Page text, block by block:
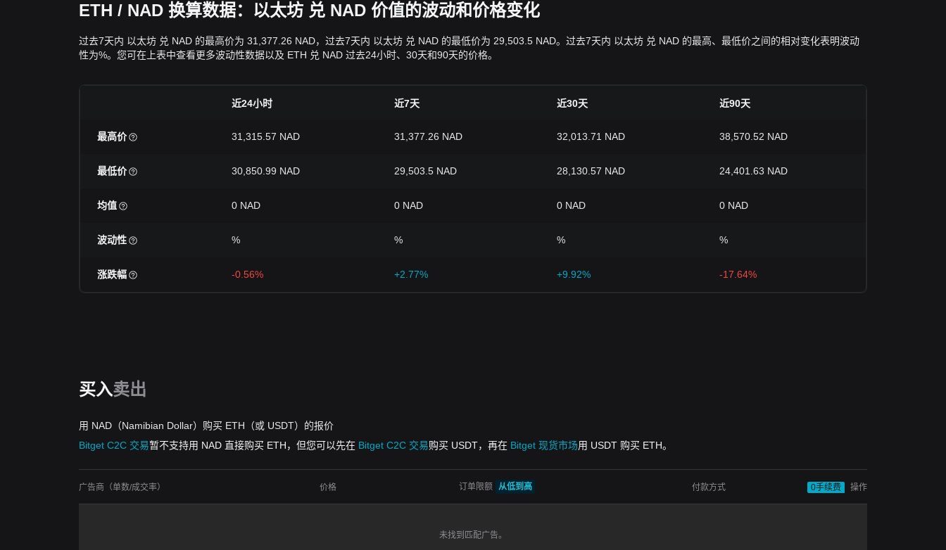
ETH / NAD 换算数据：以太坊 兑 NAD 价值的波动和价格变化
过去7天内 以太坊 兑 NAD 的最高价为 31,377.26 NAD，过去7天内 以太坊 兑 NAD 的最低价为 29,503.5 NAD。过去7天内 以太坊 兑 NAD 的最高、最低价之间的相对变化表明波动
性为%。您可在上表中查看更多波动性数据以及 ETH 兑 NAD 过去24小时、30天和90天的价格。
近24小时 近7天 近30天 近90天
最高价 31,315.57 NAD 31,377.26 NAD 32,013.71 NAD 38,570.52 NAD
最低价 30,850.99 NAD 29,503.5 NAD 28,130.57 NAD 24,401.63 NAD
均值 0 NAD 0 NAD 0 NAD 0 NAD
波动性 % % % %
涨跌幅 -0.56% +2.77% +9.92% -17.64%
买入卖出
用 NAD（Namibian Dollar）购买 ETH（或 USDT）的报价
Bitget C2C 交易暂不支持用 NAD 直接购买 ETH，但您可以先在 Bitget C2C 交易购买 USDT，再在 Bitget 现货市场用 USDT 购买 ETH。
广告商（单数/成交率） 价格 订单限额 从低到高 付款方式 0手续费 操作
未找到匹配广告。